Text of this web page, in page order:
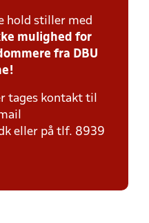
hold stiller med
mulighed for
fra DBU
tages kontakt til
eller på tlf. 8939